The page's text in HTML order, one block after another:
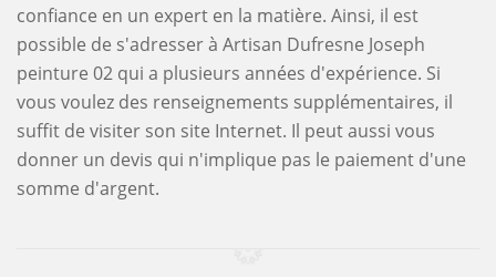
confiance en un expert en la matière. Ainsi, il est
possible de s'adresser à Artisan Dufresne Joseph
peinture 02 qui a plusieurs années d'expérience. Si
vous voulez des renseignements supplémentaires, il
suffit de visiter son site Internet. Il peut aussi vous
donner un devis qui n'implique pas le paiement d'une
somme d'argent.